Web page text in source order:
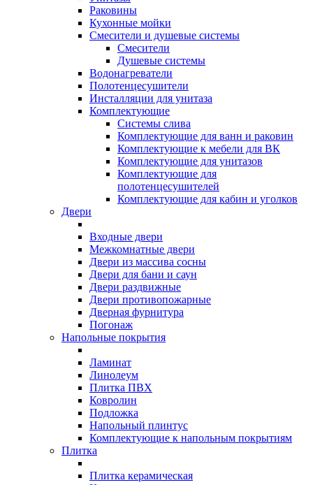
Раковины
Кухонные мойки
Смесители и душевые системы
Смесители
Душевые системы
Водонагреватели
Полотенцесушители
Инсталляции для унитаза
Комплектующие
Системы слива
Комплектующие для ванн и раковин
Комплектующие к мебели для ВК
Комплектующие для унитазов
Комплектующие для
полотенцесушителей
Комплектующие для кабин и уголков
Двери
Входные двери
Межкомнатные двери
Двери из массива сосны
Двери для бани и саун
Двери раздвижные
Двери противопожарные
Дверная фурнитура
Погонаж
Напольные покрытия
Ламинат
Линолеум
Плитка ПВХ
Ковролин
Подложка
Напольный плинтус
Комплектующие к напольным покрытиям
Плитка
Плитка керамическая